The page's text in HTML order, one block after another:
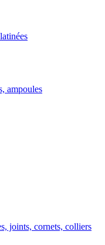
ampoules
joints, cornets, colliers